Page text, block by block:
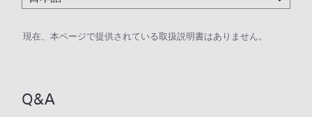
現在、本ページで提供されている取扱説明書はありません。
Q&A